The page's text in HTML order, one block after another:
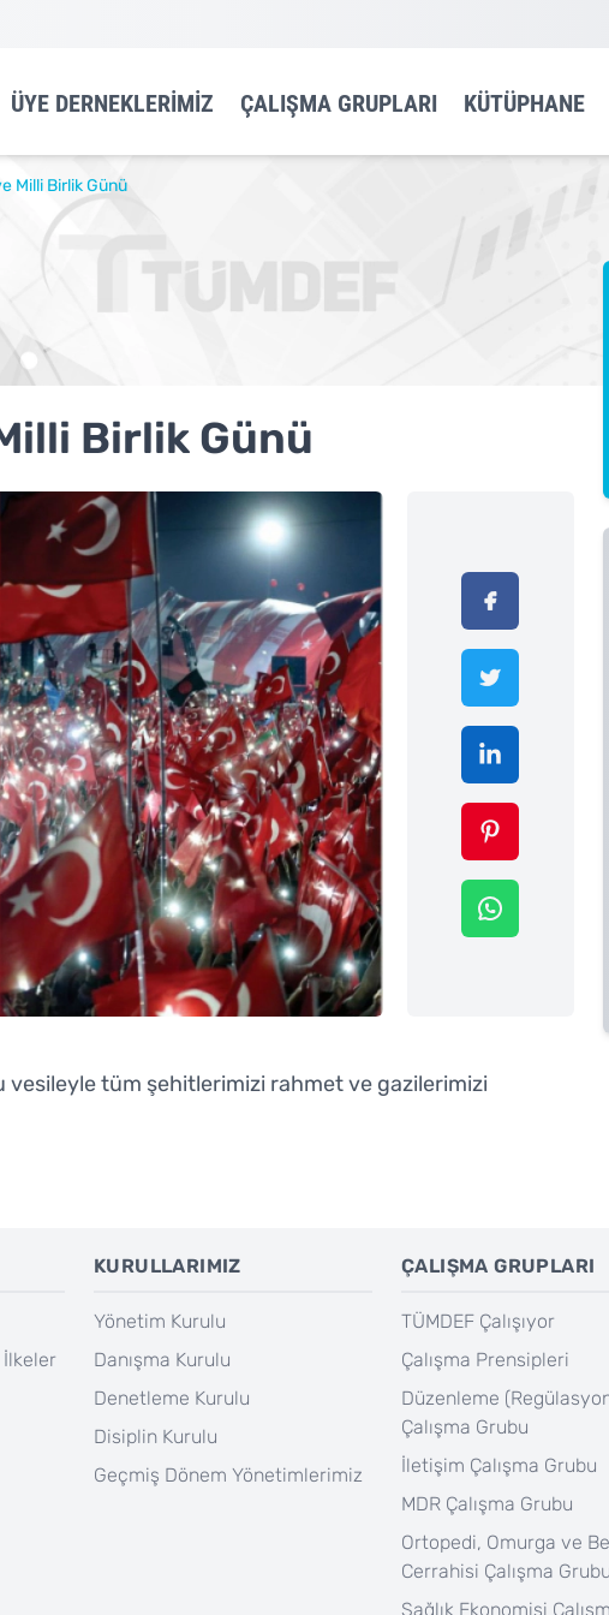
ÜYE DERNEKLERIMIZ ÇALIŞMA GRUPLARI KÜTÜPHANE
Milli Birlik Günü
Birlik Günü
vesileyle tüm şehitlerimizi rahmet ve gazilerimizi
İlkeler
KURULLARIMIZ
Yönetim Kurulu
Danışma Kurulu
Denetleme Kurulu
Disiplin Kurulu
Geçmiş Dönem Yönetimlerimiz
ÇALIŞMA GRUPLARI
TÜMDEF Çalışıyor
Çalışma Prensipleri
Düzenleme
Çalışma Grubu
İletişim Çalışma Grubu
MDR Çalışma Grubu
Ortopedi, Omurga ve
Cerrahisi Çalışma Grubu
Sağlık Ekonomisi